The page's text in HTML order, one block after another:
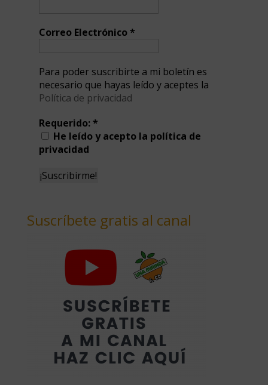
Correo Electrónico*
Para poder suscribirte a mi boletín es
necesario que hayas leído y aceptes la
Política de privacidad
Requerido:*
He leído y acepto la política de
privacidad
Suscríbete gratis al canal